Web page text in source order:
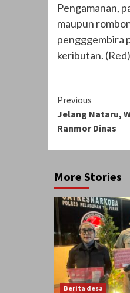
Pengamanan,
maupun
pengggembira
keributan. (Red)
Continue
Reading
Previous
Jelang Nataru,
Ranmor Dinas
More Stories
Berita desa